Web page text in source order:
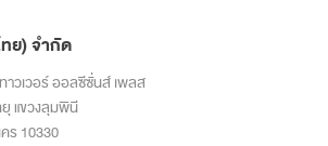
ย) จำกัด
าวเวอร์ ออลซีซั่นส์ เพลส
แขวงลุมพินี
ร 10330